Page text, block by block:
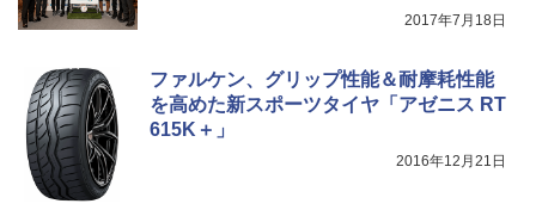
2017年7月18日
ファルケン、グリップ性能＆耐摩耗性能
を高めた新スポーツタイヤ「アゼニス RT
615K＋」
2016年12月21日